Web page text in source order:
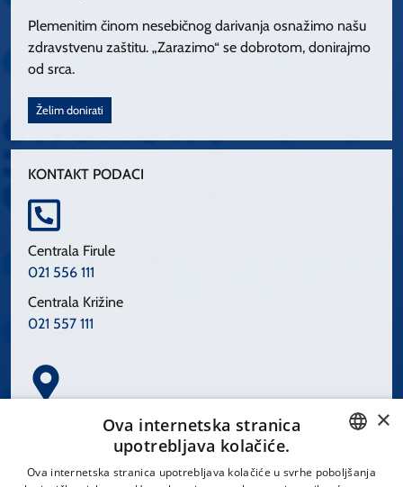
Plemenitim činom nesebičnog darivanja osnažimo našu
zdravstvenu zaštitu. „Zarazimo“ se dobrotom, donirajmo
od srca.
Želim donirati
KONTAKT PODACI
Centrala Firule
021 556 111
Centrala Križine
021 557 111
Spinčićeva 1, 21000 Split
CROATIAN
×
Ova internetska stranica
upotrebljava kolačiće.
Ova internetska stranica upotrebljava kolačiće u svrhe poboljšanja